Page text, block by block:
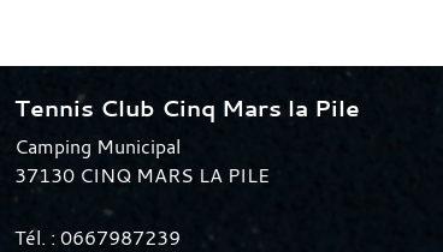
Tennis Club Cinq Mars la Pile
Camping Municipal
37130 CINQ MARS LA PILE
Tél. : 0667987239